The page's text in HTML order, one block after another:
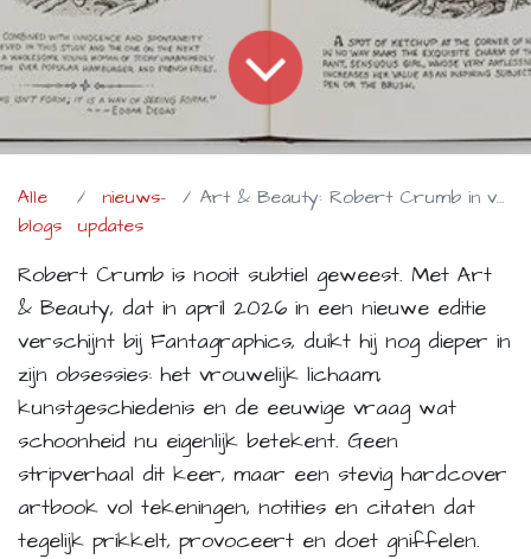
Alle
blogs
nieuws-
updates
Art & Beauty: Robert Crumb in volle, ongemakkelijke glorie
Robert Crumb is nooit subtiel geweest. Met Art
& Beauty, dat in april 2026 in een nieuwe editie
verschijnt bij Fantagraphics, duikt hij nog dieper in
zijn obsessies: het vrouwelijk lichaam,
kunstgeschiedenis en de eeuwige vraag wat
schoonheid nu eigenlijk betekent. Geen
stripverhaal dit keer, maar een stevig hardcover
artbook vol tekeningen, notities en citaten dat
tegelijk prikkelt, provoceert en doet gniffelen.